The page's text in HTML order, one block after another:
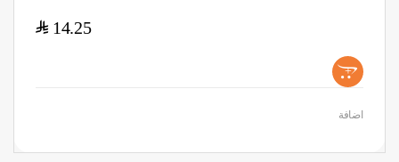
14.25
$
+
اضافة